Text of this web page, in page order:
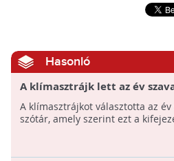
Hasonló
A klímasztrájk lett az év
A klímasztrájkot választotta az
szótár, amely szerint ezt a